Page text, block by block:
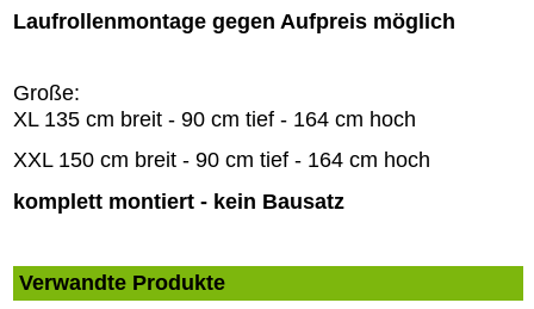
Laufrollenmontage gegen Aufpreis möglich
Große:
XL 135 cm breit - 90 cm tief - 164 cm hoch
XXL 150 cm breit - 90 cm tief - 164 cm hoch
komplett montiert - kein Bausatz
Verwandte Produkte